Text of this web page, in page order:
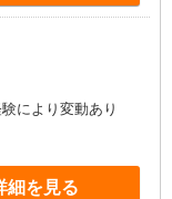
により変動あり
細を見る